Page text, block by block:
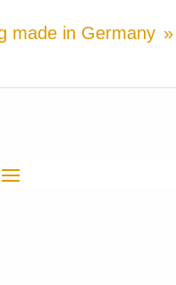
made in Germany